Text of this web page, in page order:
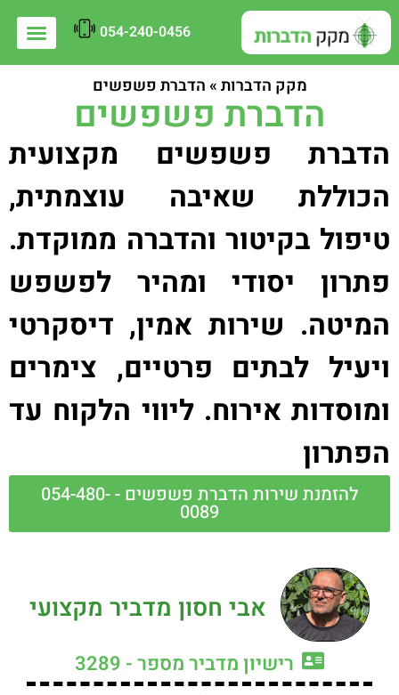
054-240-0456
מקק הדברות»הדברת פשפשים
הדברת פשפשים
פשפשים מקצועית
שאיבה עוצמתית,
בקיטור והדברה ממוקדת.
יסודי ומהיר לפשפש
שירות אמין, דיסקרטי
לבתים פרטיים, צימרים
אירוח. ליווי הלקוח עד
להזמנת שירות הדברת פשפשים - 054-480-
0089
אבי חסון מדביר מקצועי
רישיון מדביר מספר - 3289